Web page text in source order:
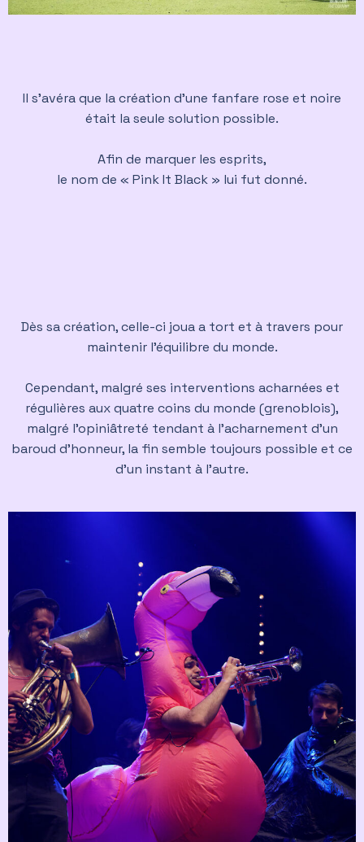
Il s’avéra que la création d’une fanfare rose et noire
était la seule solution possible.
Afin de marquer les esprits,
le nom de « Pink It Black » lui fut donné.
Dès sa création, celle-ci joua a tort et à travers pour
maintenir l’équilibre du monde.
Cependant, malgré ses interventions acharnées et
régulières aux quatre coins du monde (grenoblois),
malgré l’opiniâtreté tendant à l’acharnement d’un
baroud d’honneur, la fin semble toujours possible et ce
d’un instant à l’autre.